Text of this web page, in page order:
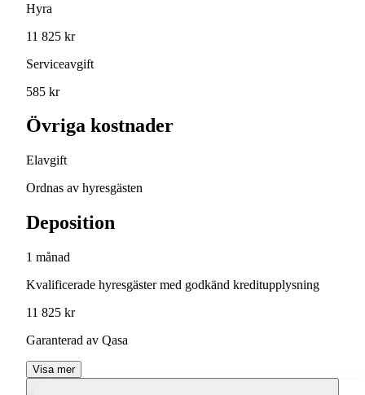
Hyra
11 825 kr
Serviceavgift
585 kr
Övriga kostnader
Elavgift
Ordnas av hyresgästen
Deposition
1 månad
Kvalificerade hyresgäster med godkänd kreditupplysning
11 825 kr
Garanterad av Qasa
Visa mer